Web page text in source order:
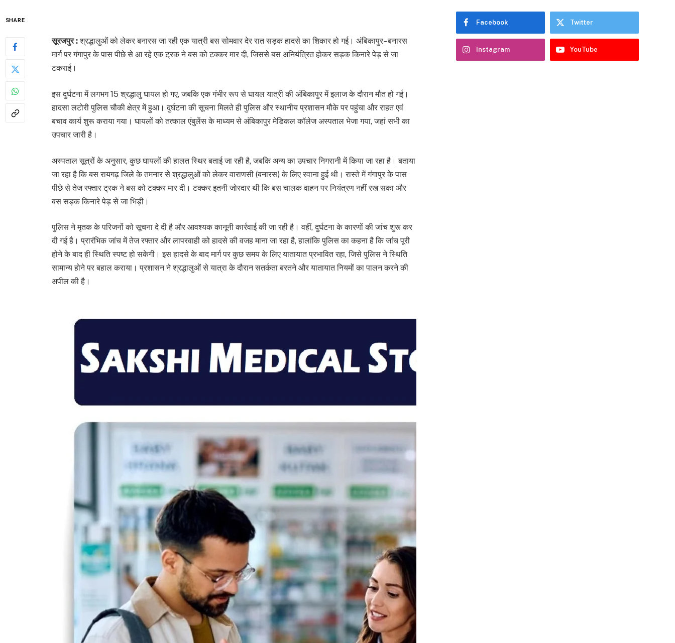
SHARE
सूरजपुर :श्रद्धालुओं को लेकर बनारस जा रही एक यात्री बस सोमवार देर रात सड़क हादसे का शिकार हो गई। अंबिकापुर–बनारस
मार्ग पर गंगापुर के पास पीछे से आ रहे एक ट्रक ने बस को टक्कर मार दी, जिससे बस अनियंत्रित होकर सड़क किनारे पेड़ से जा
टकराई।
इस दुर्घटना में लगभग 15 श्रद्धालु घायल हो गए, जबकि एक गंभीर रूप से घायल यात्री की अंबिकापुर में इलाज के दौरान मौत हो गई।
हादसा लटोरी पुलिस चौकी क्षेत्र में हुआ। दुर्घटना की सूचना मिलते ही पुलिस और स्थानीय प्रशासन मौके पर पहुंचा और राहत एवं
बचाव कार्य शुरू कराया गया। घायलों को तत्काल एंबुलेंस के माध्यम से अंबिकापुर मेडिकल कॉलेज अस्पताल भेजा गया, जहां सभी का
उपचार जारी है।
अस्पताल सूत्रों के अनुसार, कुछ घायलों की हालत स्थिर बताई जा रही है, जबकि अन्य का उपचार निगरानी में किया जा रहा है। बताया
जा रहा है कि बस रायगढ़ जिले के तमनार से श्रद्धालुओं को लेकर वाराणसी (बनारस) के लिए रवाना हुई थी। रास्ते में गंगापुर के पास
पीछे से तेज रफ्तार ट्रक ने बस को टक्कर मार दी। टक्कर इतनी जोरदार थी कि बस चालक वाहन पर नियंत्रण नहीं रख सका और
बस सड़क किनारे पेड़ से जा भिड़ी।
पुलिस ने मृतक के परिजनों को सूचना दे दी है और आवश्यक कानूनी कार्रवाई की जा रही है। वहीं, दुर्घटना के कारणों की जांच शुरू कर
दी गई है। प्रारंभिक जांच में तेज रफ्तार और लापरवाही को हादसे की वजह माना जा रहा है, हालांकि पुलिस का कहना है कि जांच पूरी
होने के बाद ही स्थिति स्पष्ट हो सकेगी। इस हादसे के बाद मार्ग पर कुछ समय के लिए यातायात प्रभावित रहा, जिसे पुलिस ने स्थिति
सामान्य होने पर बहाल कराया। प्रशासन ने श्रद्धालुओं से यात्रा के दौरान सतर्कता बरतने और यातायात नियमों का पालन करने की
अपील की है।
Facebook Twitter
Instagram YouTube